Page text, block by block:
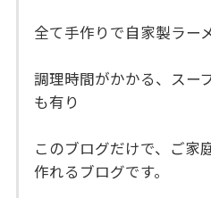
全て手作りで自家製ラー
調理時間がかかる、スー
も有り
このブログだけで、ご家
作れるブログです。